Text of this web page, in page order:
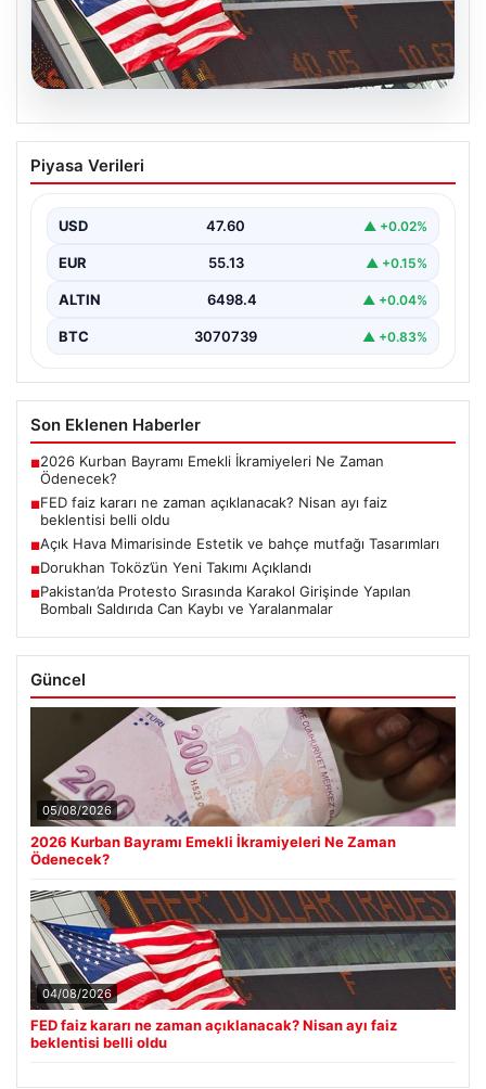
04.08.2026
FED faiz kararı ne zaman açıklanacak?
Nisan ayı faiz beklentisi belli oldu
Piyasa Verileri
USD 47.60 ▲ +0.02%
EUR 55.13 ▲ +0.15%
ALTIN 6498.4 ▲ +0.04%
BTC 3070739 ▲ +0.83%
Son Eklenen Haberler
■2026 Kurban Bayramı Emekli İkramiyeleri Ne Zaman
Ödenecek?
■FED faiz kararı ne zaman açıklanacak? Nisan ayı faiz
beklentisi belli oldu
■Açık Hava Mimarisinde Estetik ve bahçe mutfağı Tasarımları
■Dorukhan Toköz’ün Yeni Takımı Açıklandı
■Pakistan’da Protesto Sırasında Karakol Girişinde Yapılan
Bombalı Saldırıda Can Kaybı ve Yaralanmalar
Güncel
05/08/2026
2026 Kurban Bayramı Emekli İkramiyeleri Ne Zaman
Ödenecek?
04/08/2026
FED faiz kararı ne zaman açıklanacak? Nisan ayı faiz
beklentisi belli oldu